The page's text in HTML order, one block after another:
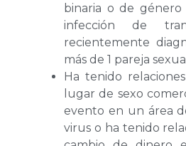
binaria o de
infección de
recientemente
más de 1 pareja sexual
Ha tenido
lugar de sexo
evento en un área
virus o ha tenido